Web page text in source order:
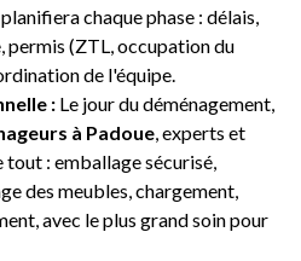
chaque phase : délais,
permis (ZTL, occupation du
de l'équipe.
: Le jour du déménagement,
à Padoue , experts et
: emballage sécurisé,
des meubles, chargement,
avec le plus grand soin pour